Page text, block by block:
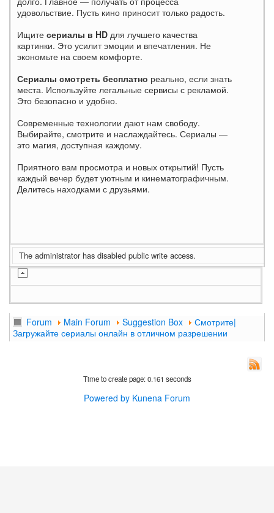
удовольствие. Пусть кино приносит только радость.
Ищите сериалы в HD для лучшего качества
картинки. Это усилит эмоции и впечатления. Не
экономьте на своем комфорте.
Сериалы смотреть бесплатно реально, если знать
места. Используйте легальные сервисы с рекламой.
Это безопасно и удобно.
Современные технологии дают нам свободу.
Выбирайте, смотрите и наслаждайтесь. Сериалы —
это магия, доступная каждому.
Приятного вам просмотра и новых открытий! Пусть
каждый вечер будет уютным и кинематографичным.
Делитесь находками с друзьями.
The administrator has disabled public write access.
Forum Main Forum Suggestion Box
Смотрите|
Загружайте сериалы онлайн в отличном разрешении
Time to create page: 0.161 seconds
Powered by Kunena Forum